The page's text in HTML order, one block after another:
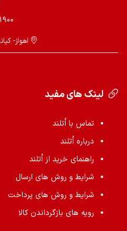
اهواز-
لینک های مفید
تماس با اُتلند
درباره اُتلند
راهنمای خرید از اُتلند
شرایط و روش های ارسال
شرایط و روش های پرداخت
رویه های بازگرداندن کالا